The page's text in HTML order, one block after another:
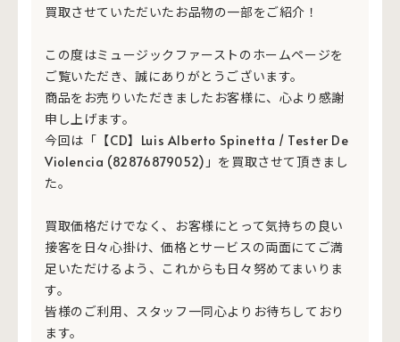
買取させていただいたお品物の一部をご紹介！
この度はミュージックファーストのホームページを
ご覧いただき、誠にありがとうございます。
商品をお売りいただきましたお客様に、心より感謝
申し上げます。
今回は「【CD】Luis Alberto Spinetta / Tester De
Violencia (82876879052)」を買取させて頂きまし
た。
買取価格だけでなく、お客様にとって気持ちの良い
接客を日々心掛け、価格とサービスの両面にてご満
足いただけるよう、これからも日々努めてまいりま
す。
皆様のご利用、スタッフ一同心よりお待ちしており
ます。